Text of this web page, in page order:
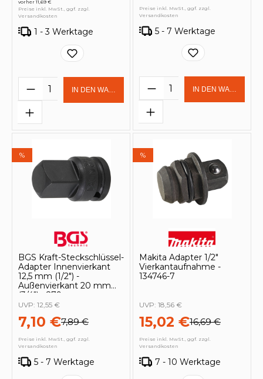
vorher 11,69 €
Preise inkl. MwSt., ggf. zzgl.
Versandkosten
1 - 3 Werktage
Produkt Anzahl: Gib den
IN DEN WARENKORB
Preise inkl. MwSt., ggf. zzgl.
Versandkosten
5 - 7 Werktage
Produkt Anzahl:
IN DEN
%
BGS Kraft-Steckschlüssel-
Adapter Innenvierkant
12,5 mm (1/2") -
Außenvierkant 20 mm
(3/4") - 279
7,10 €7,89 €
UVP: 12,55 €
Preise inkl. MwSt., ggf. zzgl.
Versandkosten
5 - 7 Werktage
%
Makita Adapter 1/2"
Vierkantaufnahme -
134746-7
15,02 €16,69 €
UVP: 18,56 €
Preise inkl. MwSt., ggf. zzgl.
Versandkosten
7 - 10 Werktage